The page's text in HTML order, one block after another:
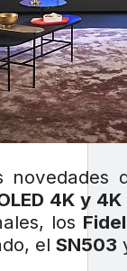
4K y 4K
los
el SN503